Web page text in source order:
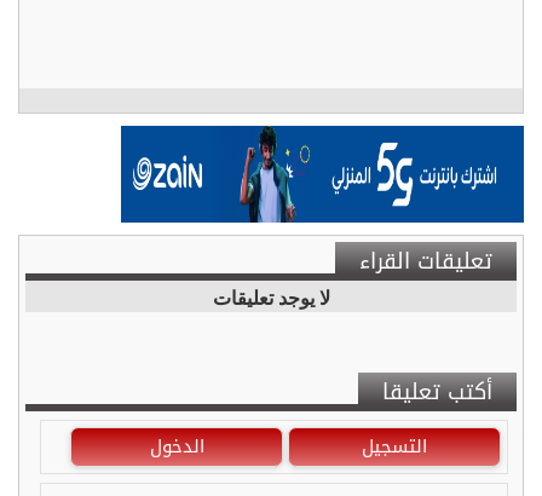
تعليقات القراء
لا يوجد تعليقات
أكتب تعليقا
التسجيل الدخول